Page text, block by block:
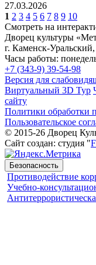
27.03.2026
1 2 3 4 5 6 7 8 9 10
Смотреть на
Дворец культуры
г. Каменск-
Часы работы:
+7 (343-9) 39-54-98
Версия для
Виртуальный 3D Тур
сайту
Политики обработки
Пользовательское
© 2015-26 Дворец
Сайт создан: студия "
Безопасность
Противодействие
Учебно-